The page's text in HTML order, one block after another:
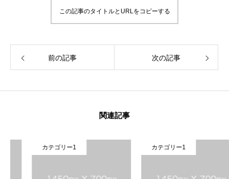
この記事のタイトルとURLをコピーする
前の記事 次の記事
関連記事
カテゴリー1 カテゴリー1